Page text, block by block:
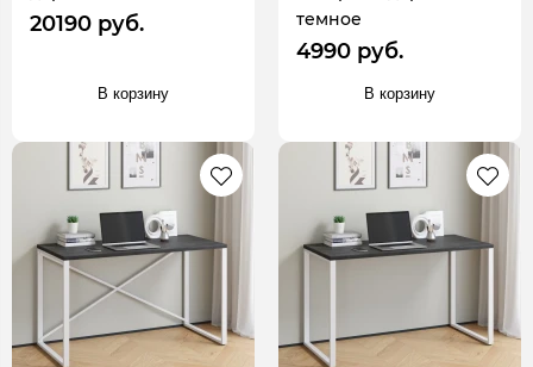
20190 руб.
В корзину
темное
4990 руб.
В корзину